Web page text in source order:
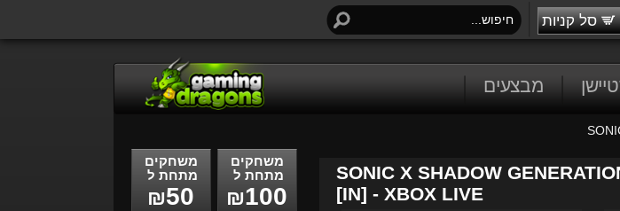
סל קניות
מבצעים
משחקים
מתחת ל
₪50
משחקים
מתחת ל
₪100
SONIC X SHADOW
[IN] - XBOX LIVE